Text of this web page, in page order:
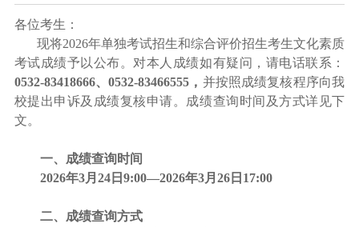
各位考生：
现将2026年单独考试招生和综合评价招生考生文化素质
考试成绩予以公布。对本人成绩如有疑问，请电话联系：
0532-83418666、0532-83466555 ， 并按照成绩复核程序向我
校提出申诉及成绩复核申请。成绩查询时间及方式详见下
文。
一、成绩查询时间
2026年3月 24日 9:00—2026年3月 26日 17:00
二、成绩查询方式